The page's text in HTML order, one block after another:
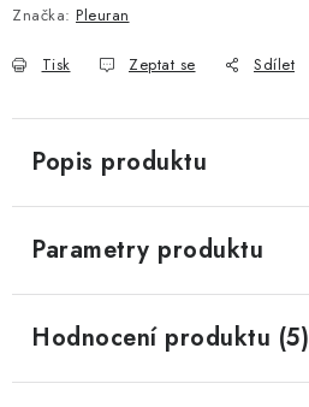
Značka: Pleuran
Tisk Zeptat se Sdílet
Popis produktu
Parametry produktu
Hodnocení produktu (5)